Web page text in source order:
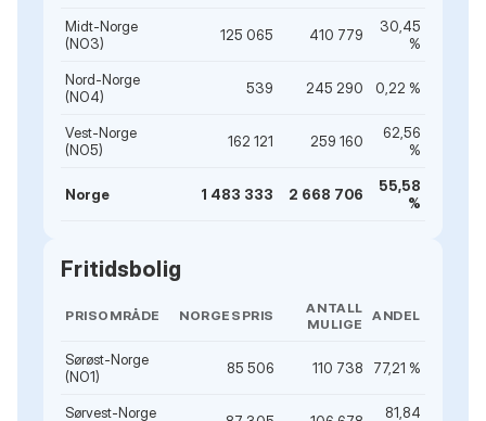
Midt-Norge
(NO3)
125 065 410 779
30,45
%
Nord-Norge
(NO4)
539 245 290 0,22 %
Vest-Norge
(NO5)
162 121 259 160
62,56
%
Norge 1 483 333 2 668 706
55,58
%
Fritidsbolig
PRISOMRÅDE NORGESPRIS
ANTALL
MULIGE
ANDEL
Sørøst-Norge
(NO1)
85 506 110 738 77,21 %
Sørvest-Norge
81,84